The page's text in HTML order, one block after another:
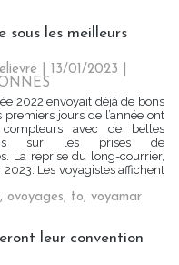
sous les meilleurs
| 13/01/2023
2022 envoyait déjà de bons
premiers jours de l’année ont
avec de belles
sur les prises de
La reprise du long-courrier,
Les voyagistes affichent
, ovoyages, to, voyamar
leur convention